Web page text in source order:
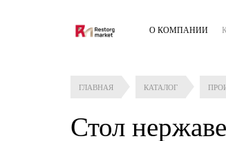
О КОМПАНИИ
ГЛАВНАЯ КАТАЛОГ
Стол